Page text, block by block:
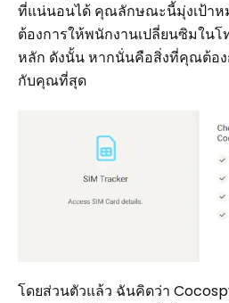
ที่แน่นอนได้ คุณลักษณะนี้มุ่งเป้าห
ต้องการให้พนักงานเปลี่ยนซิมใน
หลัก ดังนั้น หากนั่นคือสิ่งที่คุณต้อง
กับคุณที่สุด
โดยส่วนตัวแล้ว ฉันคิดว่า